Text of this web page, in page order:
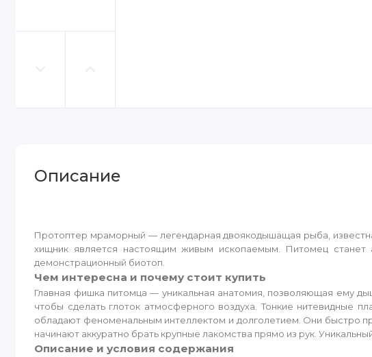
Описание
Протоптер мраморный — легендарная двоякодышащая рыба,
хищник является настоящим живым ископаемым. Питомец
демонстрационный биотоп.
Чем интересна и почему стоит купить
Главная фишка питомца — уникальная анатомия, позволяющая ему
чтобы сделать глоток атмосферного воздуха. Тонкие
обладают феноменальным интеллектом и долголетием. Они быстро
начинают аккуратно брать крупные лакомства прямо из рук.
Описание и условия содержания